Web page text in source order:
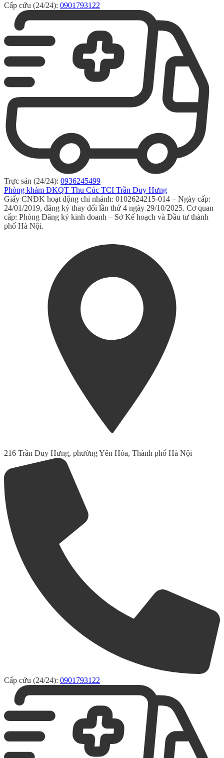
Cấp cứu (24/24): 0901793122
Trực sản (24/24): 0936245499
Phòng khám ĐKQT Thu Cúc TCI Trần Duy Hưng
Giấy CNĐK hoạt động chi nhánh: 0102624215-014 – Ngày cấp:
24/01/2019, đăng ký thay đổi lần thứ 4 ngày 29/10/2025. Cơ quan
cấp: Phòng Đăng ký kinh doanh – Sở Kế hoạch và Đầu tư thành
phố Hà Nội.
216 Trần Duy Hưng, phường Yên Hòa, Thành phố Hà Nội
Cấp cứu (24/24): 0901793122